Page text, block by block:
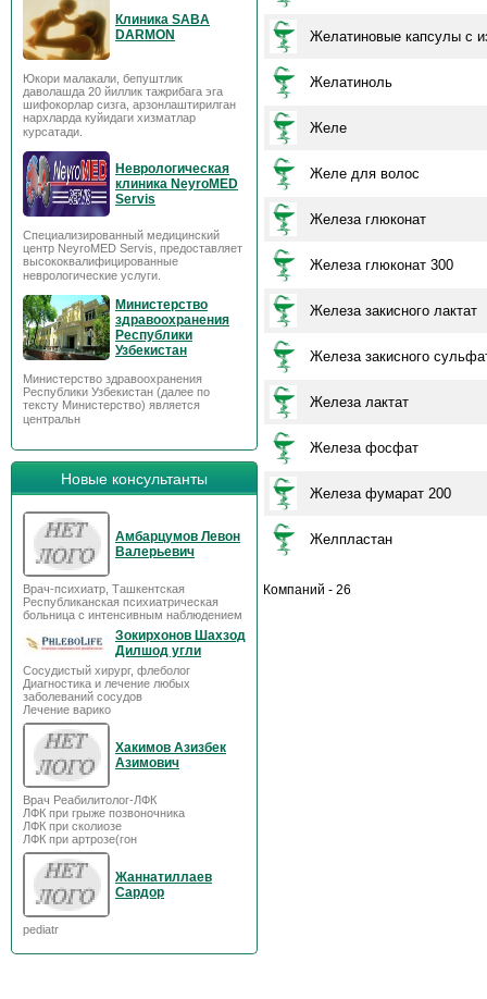
Клиника SABA
DARMON
Юкори малакали, бепуштлик
даволашда 20 йиллик тажрибага эга
шифокорлар сизга, арзонлаштирилган
нархларда куйидаги хизматлар
курсатади.
Неврологическая
клиника NeyroMED
Servis
Специализированный медицинский
центр NeyroMED Servis, предоставляет
высококвалифицированные
неврологические услуги.
Министерство
здравоохранения
Республики
Узбекистан
Министерство здравоохранения
Республики Узбекистан (далее по
тексту Министерство) является
центральн
Новые консультанты
Амбарцумов Левон
Валерьевич
Врач-психиатр, Ташкентская
Республиканская психиатрическая
больница с интенсивным наблюдением
Зокирхонов Шахзод
Дилшод угли
Сосудистый хирург, флеболог
Диагностика и лечение любых
заболеваний сосудов
Лечение варико
Хакимов Азизбек
Азимович
Врач Реабилитолог-ЛФК
ЛФК при грыже позвоночника
ЛФК при сколиозе
ЛФК при артрозе(гон
Жаннатиллаев
Сардор
pediatr
Желатиновые капсулы с
Желатиноль
Желе
Желе для волос
Железа глюконат
Железа глюконат 300
Железа закисного лактат
Железа закисного
Железа лактат
Железа фосфат
Железа фумарат 200
Желпластан
Компаний - 26